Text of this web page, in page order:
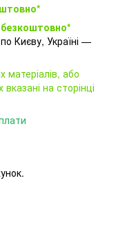
безкоштовно*
Києву, Україні —
матеріалів, або
на сторінці